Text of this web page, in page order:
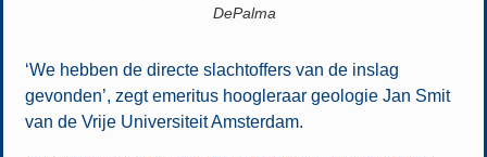
DePalma
‘We hebben de directe slachtoffers van de inslag
gevonden’, zegt emeritus hoogleraar geologie Jan Smit
van de Vrije Universiteit Amsterdam.